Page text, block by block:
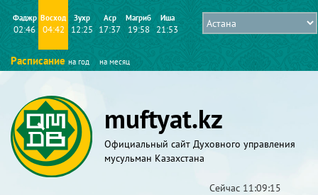
Фаджр
02:46
Восход
04:42
Зухр
12:25
Аср
17:37
Магриб
19:58
Иша
21:53
Расписание на год на месяц
muftyat.kz
Официальный сайт Духовного управления
мусульман Казахстана
Сейчас 11:09:16